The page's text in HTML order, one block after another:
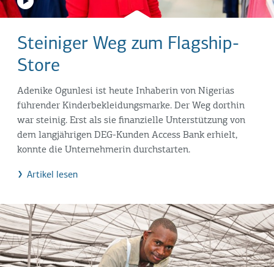
Steiniger Weg zum Flagship-
Store
Adenike Ogunlesi ist heute Inhaberin von Nigerias
führender Kinderbekleidungsmarke. Der Weg dorthin
war steinig. Erst als sie finanzielle Unterstützung von
dem langjährigen DEG-Kunden Access Bank erhielt,
konnte die Unternehmerin durchstarten.
Artikel lesen